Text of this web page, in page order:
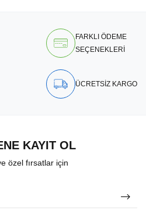
FARKLI ÖDEME
SEÇENEKLERİ
ÜCRETSİZ KARGO
KAYIT OL
özel fırsatlar için